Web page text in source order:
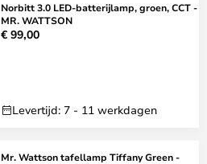
Norbitt 3.0 LED-batterijlamp, groen, CCT -
MR. WATTSON
€ 99,00
Levertijd: 7 - 11 werkdagen
Mr. Wattson tafellamp Tiffany Green -